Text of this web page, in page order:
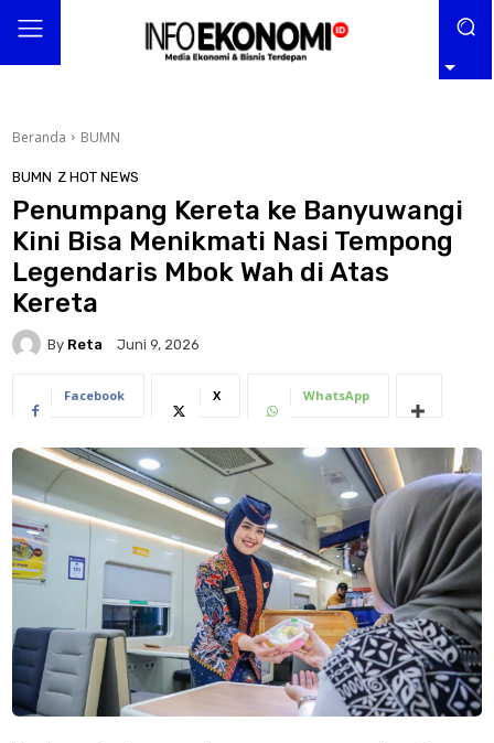
Beranda BUMN
BUMN Z HOT NEWS
Penumpang Kereta ke Banyuwangi
Kini Bisa Menikmati Nasi Tempong
Legendaris Mbok Wah di Atas
Kereta
By Reta Juni 9, 2026
Facebook X WhatsApp